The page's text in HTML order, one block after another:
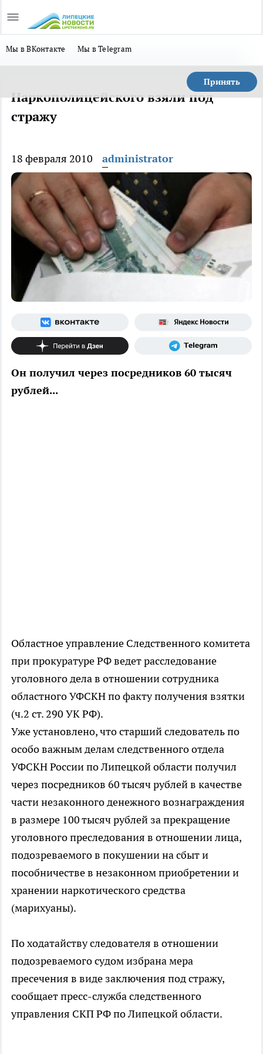
Мы в ВКонтакте Мы в Telegram
Принять
Наркополицейского взяли под
стражу
18 февраля 2010 administrator
Он получил через посредников 60 тысяч
рублей...
Областное управление Следственного комитета
при прокуратуре РФ ведет расследование
уголовного дела в отношении сотрудника
областного УФСКН по факту получения взятки
(ч.2 ст. 290 УК РФ).
Уже установлено, что старший следователь по
особо важным делам следственного отдела
УФСКН России по Липецкой области получил
через посредников 60 тысяч рублей в качестве
части незаконного денежного вознаграждения
в размере 100 тысяч рублей за прекращение
уголовного преследования в отношении лица,
подозреваемого в покушении на сбыт и
пособничестве в незаконном приобретении и
хранении наркотического средства
(марихуаны).
По ходатайству следователя в отношении
подозреваемого судом избрана мера
пресечения в виде заключения под стражу,
сообщает пресс-служба следственного
управления СКП РФ по Липецкой области.